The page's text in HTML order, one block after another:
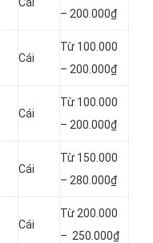
– 200.000₫
Cái
Từ 100.000
– 200.000₫
Cái
Từ 100.000
– 200.000₫
Cái
Từ 150.000
– 280.000₫
Cái
Từ 200.000
– 250.000₫